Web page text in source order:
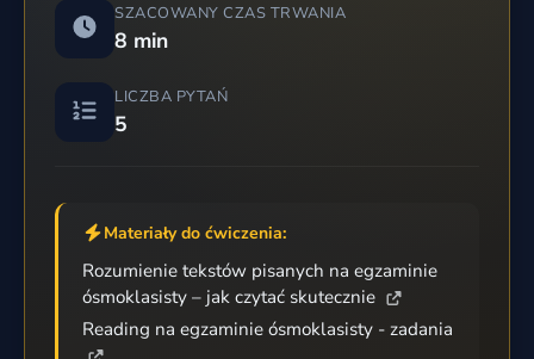
SZACOWANY CZAS TRWANIA
8 min
LICZBA PYTAŃ
5
Materiały do ćwiczenia:
Rozumienie tekstów pisanych na egzaminie
ósmoklasisty – jak czytać skutecznie
Reading na egzaminie ósmoklasisty - zadania